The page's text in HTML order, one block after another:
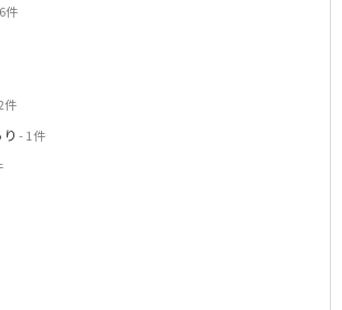
件
件
- 1件